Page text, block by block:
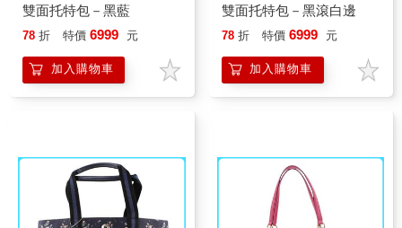
雙面托特包－黑藍
78 折 特價 6999 元
加入購物車
雙面托特包－黑滾白邊
78 折 特價 6999 元
加入購物車